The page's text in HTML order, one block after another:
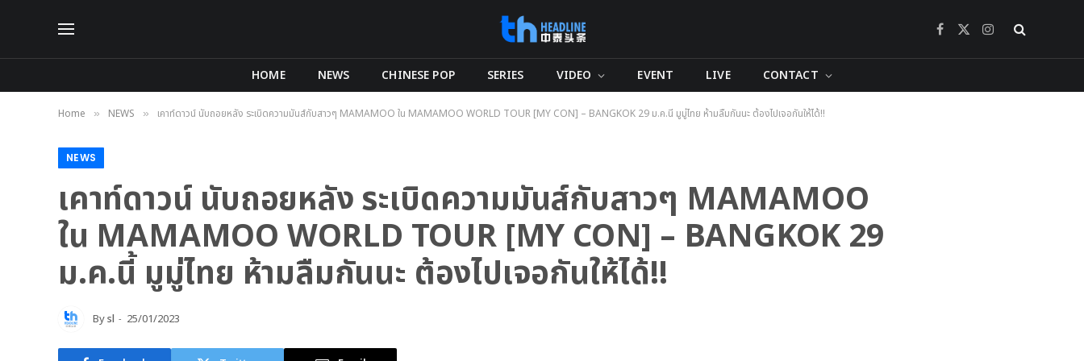
Facebook
X
Instagram
HOME NEWS CHINESE POP SERIES VIDEO EVENT LIVE CONTACT
Home » NEWS » เคาท์ดาวน์ นับถอยหลัง ระเบิดความมันส์กับสาวๆ MAMAMOO ใน MAMAMOO WORLD TOUR [MY CON] – BANGKOK 29 ม.ค.นี้ มูมู่ไทย ห้ามลืมกันนะ ต้องไปเจอกันให้ได้!!
NEWS
เคาท์ดาวน์ นับถอยหลัง ระเบิดความมันส์กับสาวๆ MAMAMOO
ใน MAMAMOO WORLD TOUR [MY CON] – BANGKOK 29
ม.ค.นี้ มูมู่ไทย ห้ามลืมกันนะ ต้องไปเจอกันให้ได้!!
Bysl 25/01/2023